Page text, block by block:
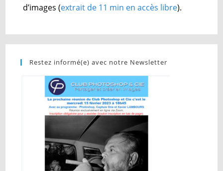
d’images (extrait de 11 min en accès libre).
Restez informé(e) avec notre Newsletter